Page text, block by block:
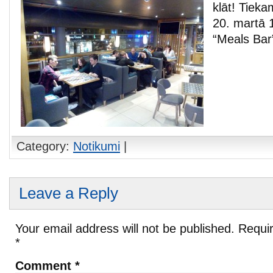
klāt!
20. martā
“Meals
Category: Notikumi
Leave a Reply
Your email address will not be published.
*
Comment *